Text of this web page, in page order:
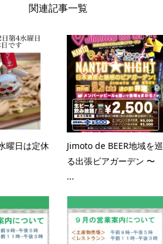
関連記事一覧
曜日は定休
Jimoto de BEER地域を巡
る出張ビアガーデン 〜
...